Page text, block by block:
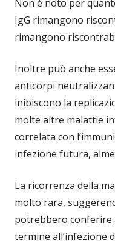
Non è noto per
IgG rimangono
rimangono
Inoltre può anche
anticorpi
inibiscono la
molte altre malattie
correlata con
infezione futura,
La ricorrenza della
molto rara,
potrebbero conferire
termine all’infezione